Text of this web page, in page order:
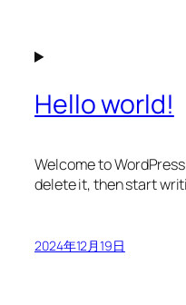
Hello world!
Welcome to
delete it, then start
2024年12月19日